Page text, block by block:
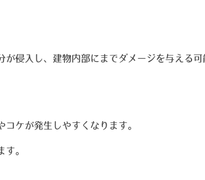
侵入し、建物内部にまでダメージを与える可
ケが発生しやすくなります。
。